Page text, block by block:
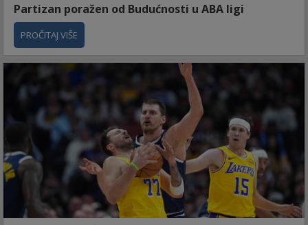
Partizan poražen od Budućnosti u ABA ligi
PROČITAJ VIŠE